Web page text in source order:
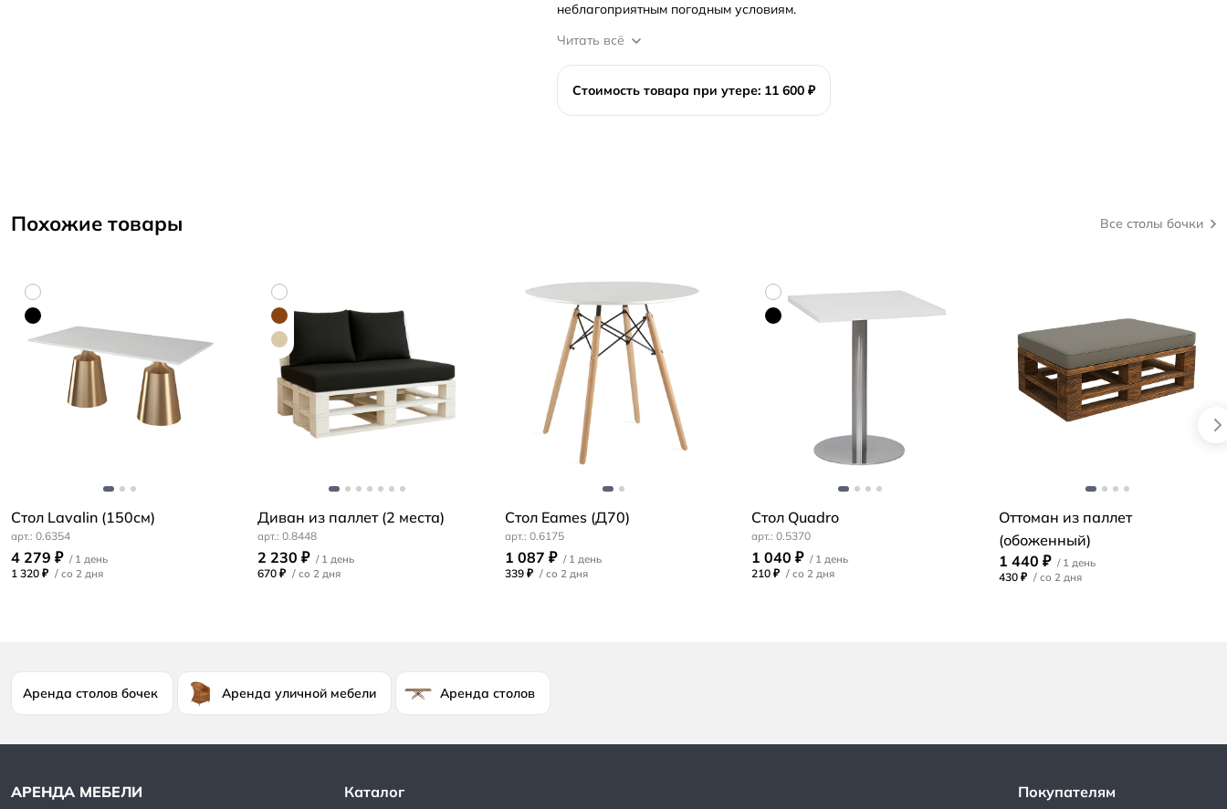
неблагоприятным погодным условиям.
Читать всё
Стоимость товара при утере: 11 600 ₽
Похожие товары Все столы бочки
Стол Lavalin (150см)
0.6354
4 279 ₽
1 320 ₽ /
Диван из паллет (2 места)
0.8448
2 230 ₽
670 ₽ /
Стол Eames (Д70)
0.6175
1 087 ₽
339 ₽ /
Стол Quadro
0.5370
1 040 ₽
210 ₽ /
Оттоман из паллет
(обоженный)
1 440 ₽
430 ₽ /
Аренда столов бочек Аренда уличной мебели Аренда столов
Каталог Покупателям